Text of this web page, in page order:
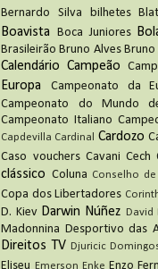
Bernardo Silva bilhetes
Boavista Boca Juniores
Brasileirão Bruno Alves Bruno
Calendário Campeão
Europa
Campeonato da
Campeonato do Mundo
Campeonato Italiano
Capdevilla Cardinal Cardozo
Caso vouchers Cavani Cech
clássico Coluna Conselho
Copa dos Libertadores
D. Kiev Darwin Núñez David
Madonnina Desportivo das
Direitos TV Djuricic
Eliseu
Emerson Enke Enzo